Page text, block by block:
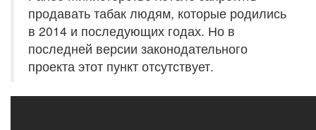
продавать табак людям, которые родились
в 2014 и последующих годах. Но в
последней версии законодательного
проекта этот пункт отсутствует.